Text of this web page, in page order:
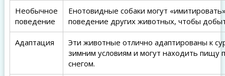
Необычное
поведение
Енотовидные собаки могут
поведение других животных, чтобы
Адаптация
Эти животные отлично адаптированы к
зимним условиям и могут находить пищу
снегом.